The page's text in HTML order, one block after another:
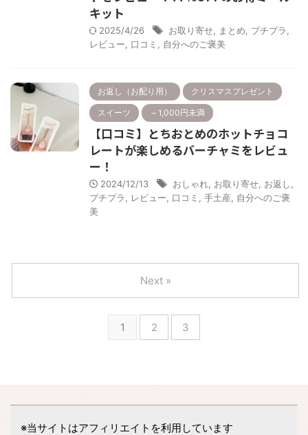
キット
2025/4/26 お取り寄せ まとめ プチプラ
レビュー
口コミ 自分へのご褒美
お返し（お配り用） クリスマスプレゼント
スイーツ ～1,000円未満
【口コミ】とちおとめのホットチョコ
レートが楽しめるバーチャミをレビュ
ー！
2024/12/13 おしゃれ お取り寄せ お返し
プチプラ
レビュー 口コミ 手土産
自分へのご褒
美
1 2 3
Next »
※当サイトはアフィリエイトを利用しています